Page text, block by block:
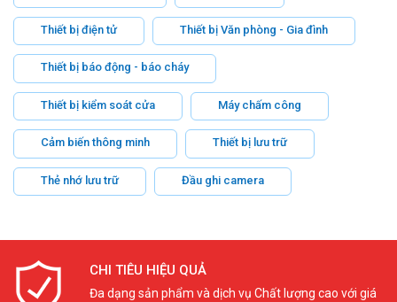
Thiết bị điện tử Thiết bị Văn phòng - Gia đình
Thiết bị báo động - báo cháy
Thiết bị kiểm soát cửa Máy chấm công
Cảm biến thông minh Thiết bị lưu trữ
Thẻ nhớ lưu trữ Đầu ghi camera
CHI TIÊU HIỆU QUẢ
Đa dạng sản phẩm và dịch vụ Chất lượng cao với giá